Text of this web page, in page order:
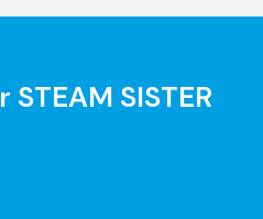
SISTER